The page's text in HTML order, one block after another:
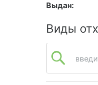
Выдан:
Виды